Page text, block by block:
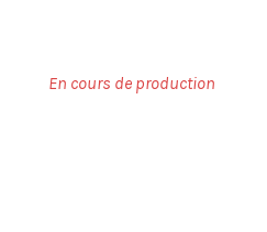
En cours de production